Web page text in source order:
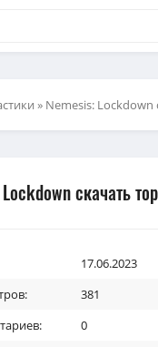
» Nemesis: Lockdown
скачать
17.06.2023
381
0